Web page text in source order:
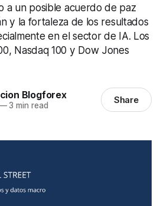
a un posible acuerdo de paz
y la fortaleza de los resultados
en el sector de IA. Los
Nasdaq 100 y Dow Jones
Blogforex
3 min read Share